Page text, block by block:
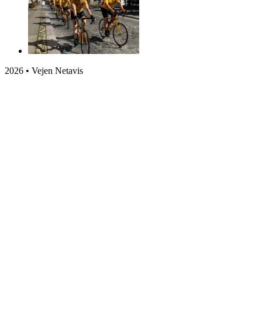
2026 • Vejen Netavis